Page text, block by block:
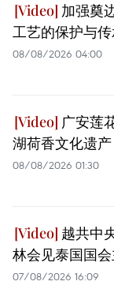
加强奠
工艺的保护与
08/08/2026 04:00
广安莲
湖荷香文化遗产
08/08/2026 01:30
越共中
林会见泰国国
07/08/2026 16:09